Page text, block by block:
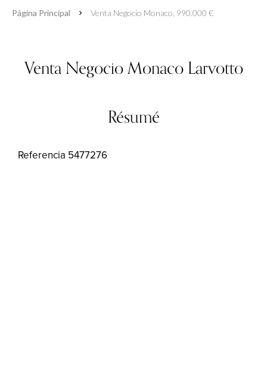
Página Principal Venta Negocio Monaco, 990.000 €
Venta Negocio Monaco Larvotto
Résumé
Referencia 5477276